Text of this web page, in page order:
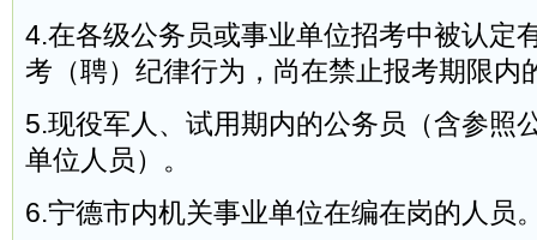
4.在各级公务员或事业单位招考中被认定
考（聘）纪律行为，尚在禁止报考期限内
5.现役军人、试用期内的公务员（含参照
单位人员）。
6.宁德市内机关事业单位在编在岗的人员